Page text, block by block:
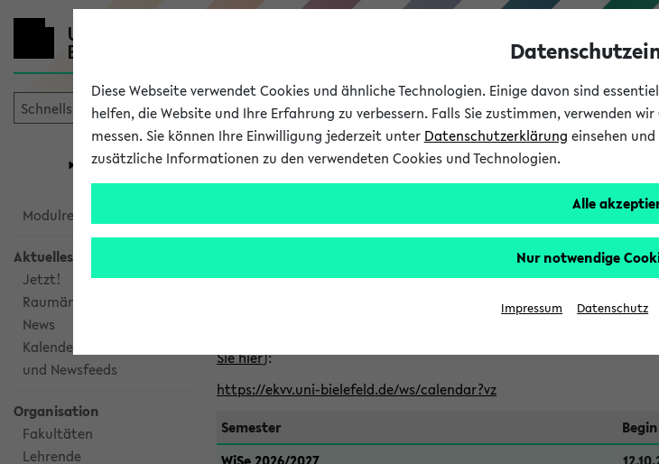
Universität Forschung Studium
eKVV
Modulrecherche
Aktuelles
Jetzt!
Raumänderungen
News
Kalenderintegration
und Newsfeeds
Organisation
Fakultäten
Lehrende
Alle veröffentlichten Semester
Klicken Sie auf das Semester, welches Sie für Ihre Sitzung
Sie hier):
https://ekvv.uni-bielefeld.de/ws/calendar?vz
Semester
Diese Webseite verwendet Cookies und ähnliche Technologien. Einige davon sind
helfen, die Website und Ihre Erfahrung zu verbessern. Falls Sie zustimmen, verwenden
messen. Sie können Ihre Einwilligung jederzeit unter Datenschutzerklärung einsehen
zusätzliche Informationen zu den verwendeten Cookies und Technologien.
Alle
Nur notwendige
Impressum Datenschutz